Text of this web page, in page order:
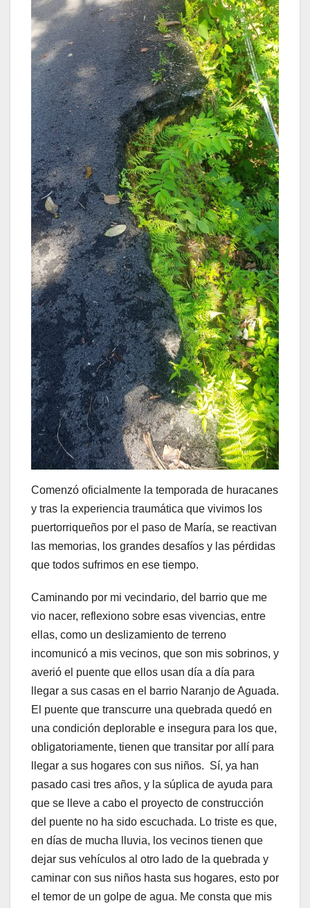
Comenzó oficialmente la temporada de huracanes
y tras la experiencia traumática que vivimos los
puertorriqueños por el paso de María, se reactivan
las memorias, los grandes desafíos y las pérdidas
que todos sufrimos en ese tiempo.
Caminando por mi vecindario, del barrio que me
vio nacer, reflexiono sobre esas vivencias, entre
ellas, como un deslizamiento de terreno
incomunicó a mis vecinos, que son mis sobrinos, y
averió el puente que ellos usan día a día para
llegar a sus casas en el barrio Naranjo de Aguada.
El puente que transcurre una quebrada quedó en
una condición deplorable e insegura para los que,
obligatoriamente, tienen que transitar por allí para
llegar a sus hogares con sus niños. Sí, ya han
pasado casi tres años, y la súplica de ayuda para
que se lleve a cabo el proyecto de construcción
del puente no ha sido escuchada. Lo triste es que,
en días de mucha lluvia, los vecinos tienen que
dejar sus vehículos al otro lado de la quebrada y
caminar con sus niños hasta sus hogares, esto por
el temor de un golpe de agua. Me consta que mis